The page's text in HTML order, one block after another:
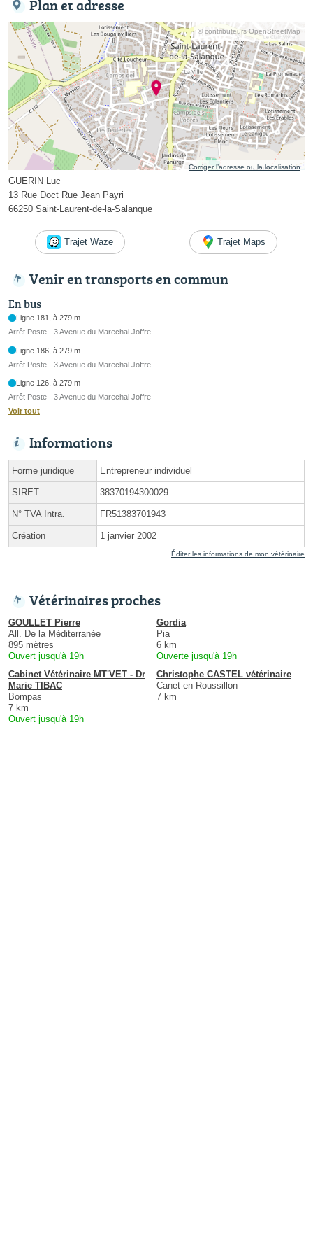
Plan et adresse
© contributeurs OpenStreetMap
Corriger l’adresse ou la localisation
GUERIN Luc
13 Rue Doct Rue Jean Payri
66250 Saint-Laurent-de-la-Salanque
Trajet Waze Trajet Maps
Venir en transports en commun
En bus
Ligne 181, à 279 m
Arrêt Poste - 3 Avenue du Marechal Joffre
Ligne 186, à 279 m
Arrêt Poste - 3 Avenue du Marechal Joffre
Ligne 126, à 279 m
Arrêt Poste - 3 Avenue du Marechal Joffre
Voir tout
Informations
Forme juridique Entrepreneur individuel
SIRET 38370194300029
N° TVA Intra. FR51383701943
Création 1 janvier 2002
Éditer les informations de mon vétérinaire
Vétérinaires proches
GOULLET Pierre
All. De la Méditerranée
895 mètres
Ouvert jusqu'à 19h
Gordia
Pia
6 km
Ouverte jusqu'à 19h
Cabinet Vétérinaire MT'VET - Dr
Marie TIBAC
Bompas
7 km
Ouvert jusqu'à 19h
Christophe CASTEL vétérinaire
Canet-en-Roussillon
7 km